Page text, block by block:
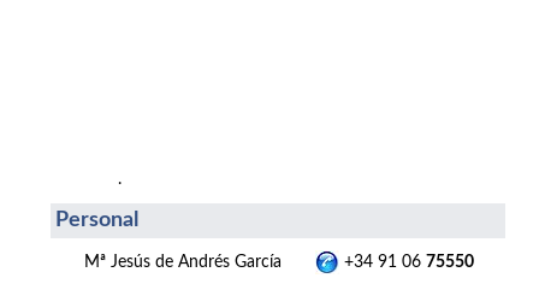
.
Personal
Mª Jesús de Andrés García +34 91 06 75550